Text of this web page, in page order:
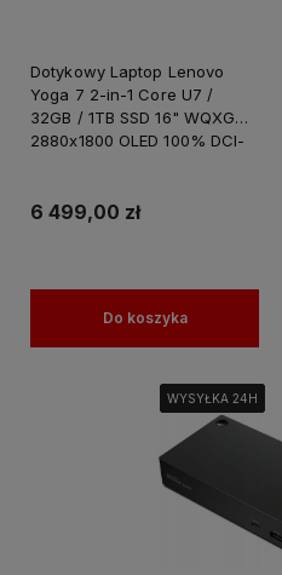
Dotykowy Laptop Lenovo
Yoga 7 2-in-1 Core U7 /
32GB / 1TB SSD 16" WQXGA+
2880x1800 OLED 100% DCI-
do Grafiki Projektowania
6 499,00 zł
Do koszyka
WYSYŁKA 24H
WYSYŁKA 24H
WYSYŁKA 24H
WYSYŁKA 24H